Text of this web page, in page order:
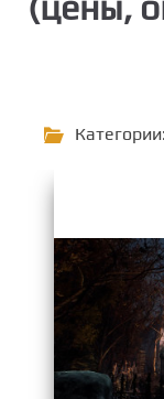
Категории: